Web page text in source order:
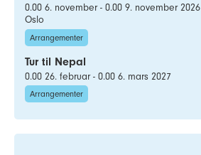
0.00 6. november - 0.00 9. november 2026
Oslo
Arrangementer
Tur til Nepal
0.00 26. februar - 0.00 6. mars 2027
Arrangementer